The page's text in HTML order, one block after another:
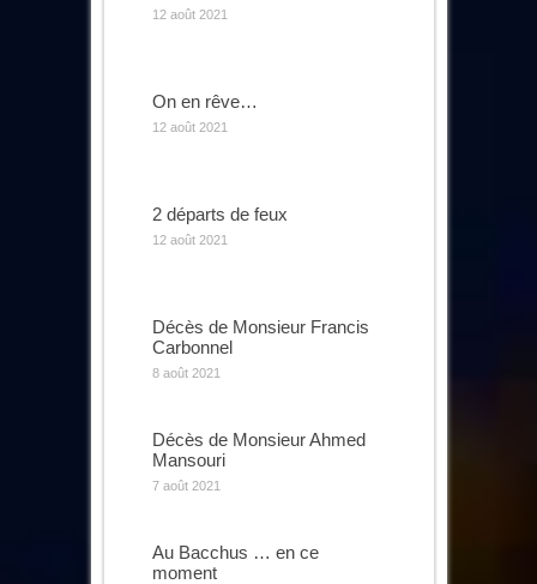
12 août 2021
On en rêve…
12 août 2021
2 départs de feux
12 août 2021
Décès de Monsieur Francis
Carbonnel
8 août 2021
Décès de Monsieur Ahmed
Mansouri
7 août 2021
Au Bacchus … en ce
moment